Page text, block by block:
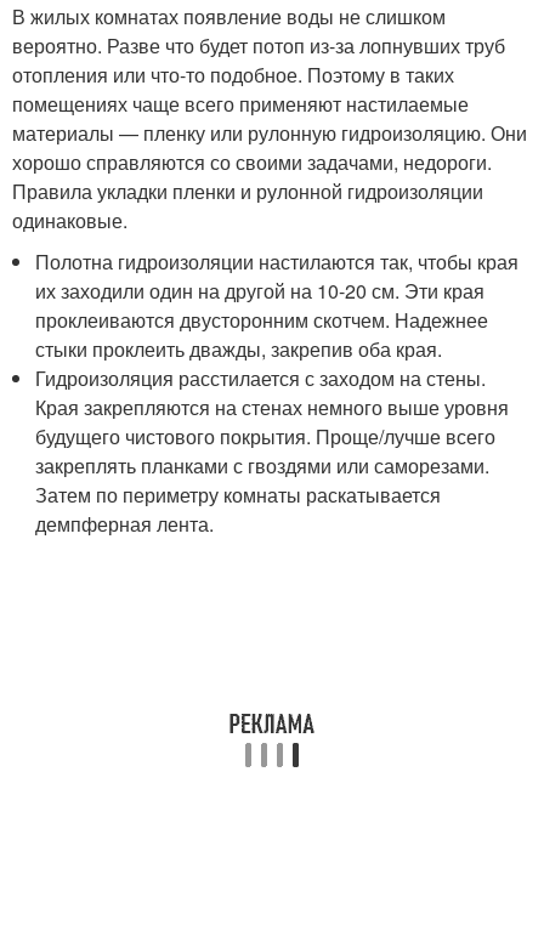
В жилых комнатах появление воды не слишком
вероятно. Разве что будет потоп из-за лопнувших труб
отопления или что-то подобное. Поэтому в таких
помещениях чаще всего применяют настилаемые
материалы — пленку или рулонную гидроизоляцию. Они
хорошо справляются со своими задачами, недороги.
Правила укладки пленки и рулонной гидроизоляции
одинаковые.
Полотна гидроизоляции настилаются так, чтобы края
их заходили один на другой на 10-20 см. Эти края
проклеиваются двусторонним скотчем. Надежнее
стыки проклеить дважды, закрепив оба края.
Гидроизоляция расстилается с заходом на стены.
Края закрепляются на стенах немного выше уровня
будущего чистового покрытия. Проще/лучше всего
закреплять планками с гвоздями или саморезами.
Затем по периметру комнаты раскатывается
демпферная лента.